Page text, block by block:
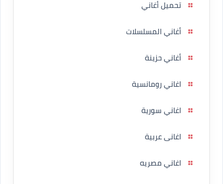
تحميل أغاني
أغاني المسلسلات
أغاني حزينة
اغاني رومانسية
اغاني سورية
اغانى عربية
اغاني مصريه